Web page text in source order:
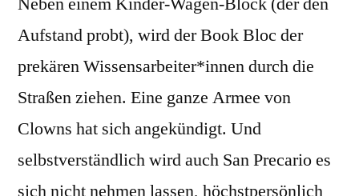
Aufstand probt), wird der Book Bloc der
prekären Wissensarbeiter*innen durch die
Straßen ziehen. Eine ganze Armee von
Clowns hat sich angekündigt. Und
selbstverständlich wird auch San Precario es
sich nicht nehmen lassen, höchstpersönlich